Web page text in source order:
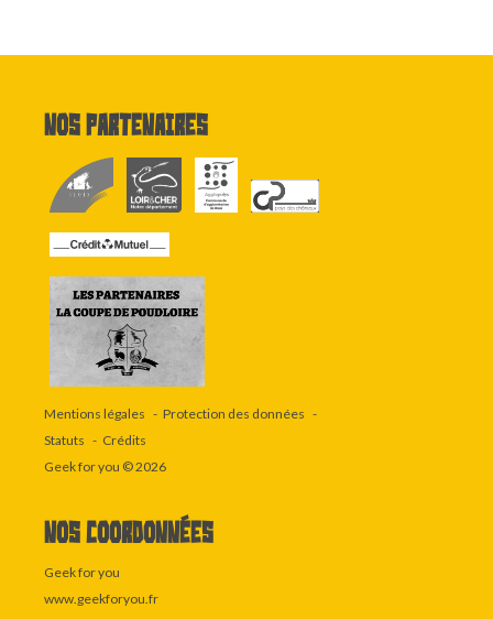
Nos partenaires
Mentions légales
Protection des données
Statuts
Crédits
Geek for you © 2026
Nos coordonnées
Geek for you
www.geekforyou.fr